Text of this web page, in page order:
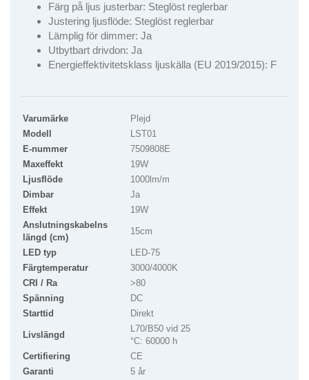
Färg på ljus justerbar: Steglöst reglerbar
Justering ljusflöde: Steglöst reglerbar
Lämplig för dimmer: Ja
Utbytbart drivdon: Ja
Energieffektivitetsklass ljuskälla (EU 2019/2015): F
Varumärke
Plejd
Modell
LST01
E-nummer
7509808E
Maxeffekt
19W
Ljusflöde
1000lm/m
Dimbar
Ja
Effekt
19W
Anslutningskabelns
längd (cm)
15cm
LED typ
LED-75
Färgtemperatur
3000/4000K
CRI / Ra
>80
Spänning
DC
Starttid
Direkt
Livslängd
L70/B50 vid 25
°C: 60000 h
Certifiering
CE
Garanti
5 år